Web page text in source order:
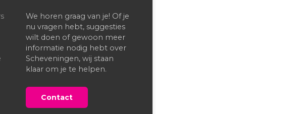
We horen graag van je! Of je
nu vragen hebt, suggesties
wilt doen of gewoon meer
informatie nodig hebt over
Scheveningen, wij staan
klaar om je te helpen.
Contact